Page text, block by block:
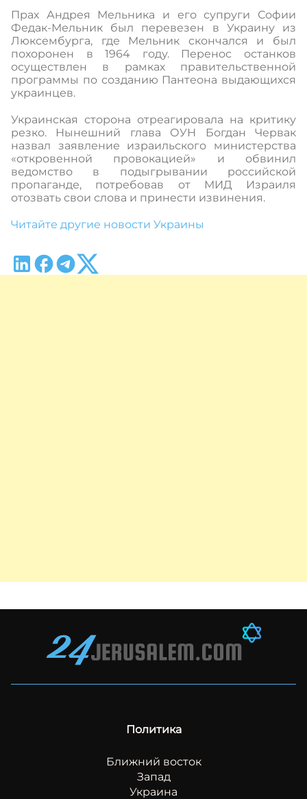
Прах Андрея Мельника и его супруги Софии
Федак-Мельник был перевезен в Украину из
Люксембурга, где Мельник скончался и был
похоронен в 1964 году. Перенос останков
осуществлен в рамках правительственной
программы по созданию Пантеона выдающихся
украинцев.
Украинская сторона отреагировала на критику
резко. Нынешний глава ОУН Богдан Червак
назвал заявление израильского министерства
«откровенной провокацией» и обвинил
ведомство в подыгрывании российской
пропаганде, потребовав от МИД Израиля
отозвать свои слова и принести извинения.
Читайте другие новости Украины
Политика
Ближний восток
Запад
Украина